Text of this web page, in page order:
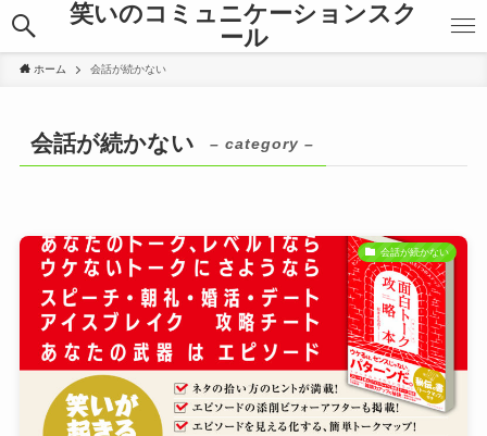
笑いのコミュニケーションスク
ール
ホーム 会話が続かない
会話が続かない – category –
会話が続かない